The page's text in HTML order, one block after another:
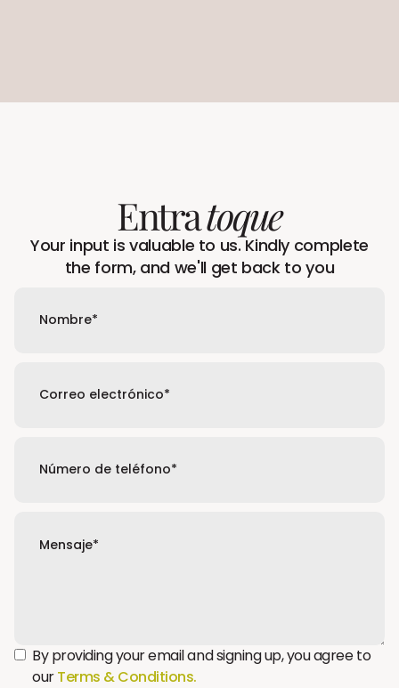
Entratoque
Your input is valuable to us. Kindly complete
the form, and we'll get back to you
By providing your email and signing up, you agree to
ourTerms & Conditions.